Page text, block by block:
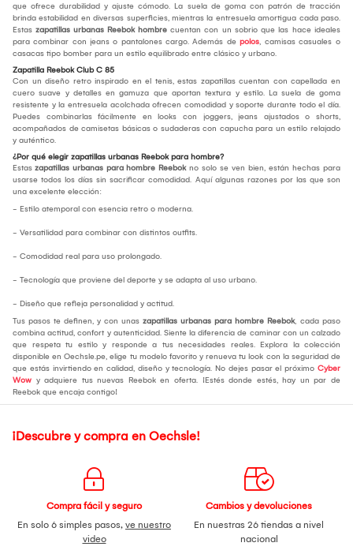
que ofrece durabilidad y ajuste cómodo. La suela de goma con patrón de tracción
brinda estabilidad en diversas superficies, mientras la entresuela amortigua cada paso.
Estas zapatillas urbanas Reebok hombre cuentan con un sobrio que las hace ideales
para combinar con jeans o pantalones cargo. Además de polos, camisas casuales o
casacas tipo bomber para un estilo equilibrado entre clásico y urbano.
Zapatilla Reebok Club C 85
Con un diseño retro inspirado en el tenis, estas zapatillas cuentan con capellada en
cuero suave y detalles en gamuza que aportan textura y estilo. La suela de goma
resistente y la entresuela acolchada ofrecen comodidad y soporte durante todo el día.
Puedes combinarlas fácilmente en looks con joggers, jeans ajustados o shorts,
acompañados de camisetas básicas o sudaderas con capucha para un estilo relajado
y auténtico.
¿Por qué elegir zapatillas urbanas Reebok para hombre?
Estas zapatillas urbanas para hombre Reebokno solo se ven bien, están hechas para
usarse todos los días sin sacrificar comodidad. Aquí algunas razones por las que son
una excelente elección:
- Estilo atemporal con esencia retro o moderna.
- Versatilidad para combinar con distintos outfits.
- Comodidad real para uso prolongado.
- Tecnología que proviene del deporte y se adapta al uso urbano.
- Diseño que refleja personalidad y actitud.
Tus pasos te definen, y con unas zapatillas urbanas para hombre Reebok, cada paso
combina actitud, confort y autenticidad. Siente la diferencia de caminar con un calzado
que respeta tu estilo y responde a tus necesidades reales. Explora la colección
disponible en Oechsle.pe, elige tu modelo favorito y renueva tu look con la seguridad de
que estás invirtiendo en calidad, diseño y tecnología. No dejes pasar el próximo Cyber
Wow y adquiere tus nuevas Reebok en oferta. ¡Estés donde estés, hay un par de
Reebok que encaja contigo!
¡Descubre y compra en Oechsle!
Compra fácil y seguro
En solo 6 simples pasos, ve nuestro
video
Cambios y devoluciones
En nuestras 26 tiendas a nivel
nacional